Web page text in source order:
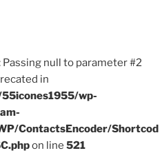
Passing null to parameter #2
in
wp-
ContactsEncoder/Shortcod
on line 521